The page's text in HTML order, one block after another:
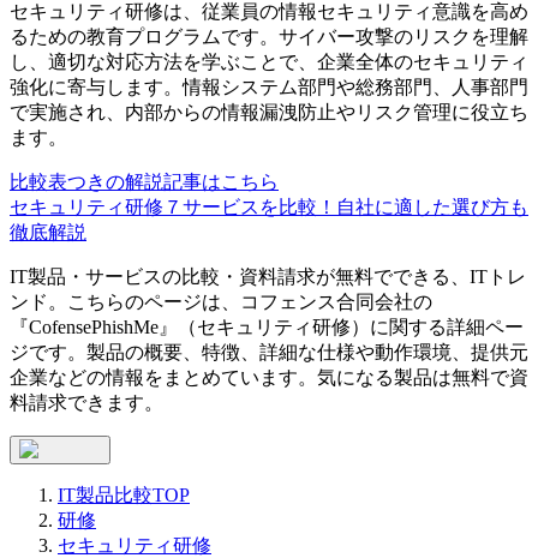
セキュリティ研修は、従業員の情報セキュリティ意識を高め
るための教育プログラムです。サイバー攻撃のリスクを理解
し、適切な対応方法を学ぶことで、企業全体のセキュリティ
強化に寄与します。情報システム部門や総務部門、人事部門
で実施され、内部からの情報漏洩防止やリスク管理に役立ち
ます。
比較表つきの解説記事はこちら
セキュリティ研修７サービスを比較！自社に適した選び方も
徹底解説
IT製品・サービスの比較・資料請求が無料でできる、ITトレ
ンド。こちらのページは、
コフェンス合同会社の
『CofensePhishMe 』（セキュリティ研修）に関する詳細ペー
ジです。製品の概要、特徴、詳細な仕様や動作環境、提供元
企業などの情報をまとめています。気になる製品は無料で資
料請求できます。
IT製品比較TOP
研修
セキュリティ研修